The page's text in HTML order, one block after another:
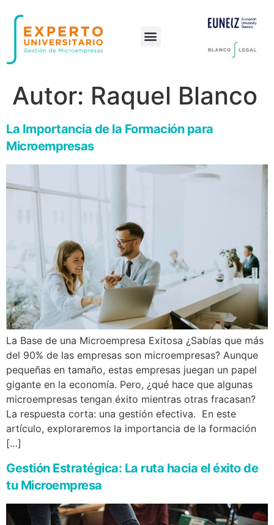
Autor: Raquel Blanco
La Importancia de la Formación para
Microempresas
La Base de una Microempresa Exitosa ¿Sabías que más
del 90% de las empresas son microempresas? Aunque
pequeñas en tamaño, estas empresas juegan un papel
gigante en la economía. Pero, ¿qué hace que algunas
microempresas tengan éxito mientras otras fracasan?
La respuesta corta: una gestión efectiva. En este
artículo, exploraremos la importancia de la formación
[…]
Gestión Estratégica: La ruta hacia el éxito de
tu Microempresa